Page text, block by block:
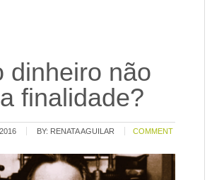
dinheiro não
finalidade?
BY: RENATA AGUILAR COMMENT